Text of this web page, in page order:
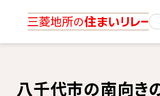
八千代市の南向き